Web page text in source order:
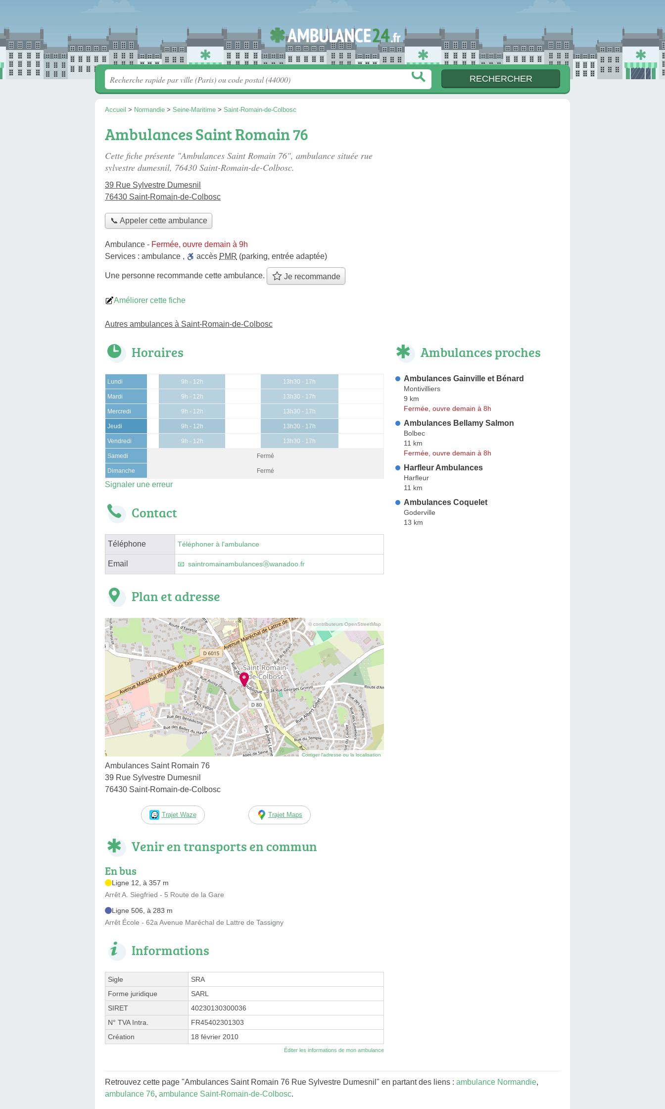
Accueil > Normandie > Seine-Maritime > Saint-Romain-de-Colbosc
Ambulances Saint Romain 76
Cette fiche présente "Ambulances Saint Romain 76", ambulance située rue
sylvestre dumesnil, 76430 Saint-Romain-de-Colbosc.
39 Rue Sylvestre Dumesnil
76430 Saint-Romain-de-Colbosc
📞 Appeler cette ambulance
Ambulance - Fermée, ouvre demain à 9h
Services : ambulance , accès PMR (parking, entrée adaptée)
Une personne recommande cette ambulance. Je recommande
Améliorer cette fiche
Autres ambulances à Saint-Romain-de-Colbosc
Horaires
Lundi 9h - 12h 13h30 - 17h
Mardi 9h - 12h 13h30 - 17h
Mercredi 9h - 12h 13h30 - 17h
Jeudi 9h - 12h 13h30 - 17h
Vendredi 9h - 12h 13h30 - 17h
Samedi Fermé
Dimanche Fermé
Signaler une erreur
Contact
Téléphone Téléphoner à l'ambulance
Email saintromainambulancesⓐwanadoo.fr
Plan et adresse
© contributeurs OpenStreetMap
Corriger l’adresse ou la localisation
Ambulances Saint Romain 76
39 Rue Sylvestre Dumesnil
76430 Saint-Romain-de-Colbosc
Trajet Waze Trajet Maps
Venir en transports en commun
En bus
Ligne 12, à 357 m
Arrêt A. Siegfried - 5 Route de la Gare
Ligne 506, à 283 m
Arrêt École - 62a Avenue Maréchal de Lattre de Tassigny
Informations
Sigle
SRA
Forme juridique
SARL
SIRET
40230130300036
N° TVA Intra.
FR45402301303
Création
18 février 2010
Éditer les informations de mon ambulance
Ambulances proches
Ambulances Gainville et Bénard
Montivilliers
9 km
Fermée, ouvre demain à 8h
Ambulances Bellamy Salmon
Bolbec
11 km
Fermée, ouvre demain à 8h
Harfleur Ambulances
Harfleur
11 km
Ambulances Coquelet
Goderville
13 km
Retrouvez cette page "Ambulances Saint Romain 76 Rue Sylvestre Dumesnil" en partant des liens : ambulance Normandie,
ambulance 76, ambulance Saint-Romain-de-Colbosc.